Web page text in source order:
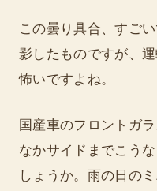
この曇り具合、すご
影したものですが、
怖いですよね。
国産車のフロントガ
なかサイドまでこう
しょうか。雨の日の